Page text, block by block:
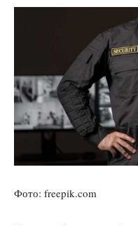
Фото: freepik.com